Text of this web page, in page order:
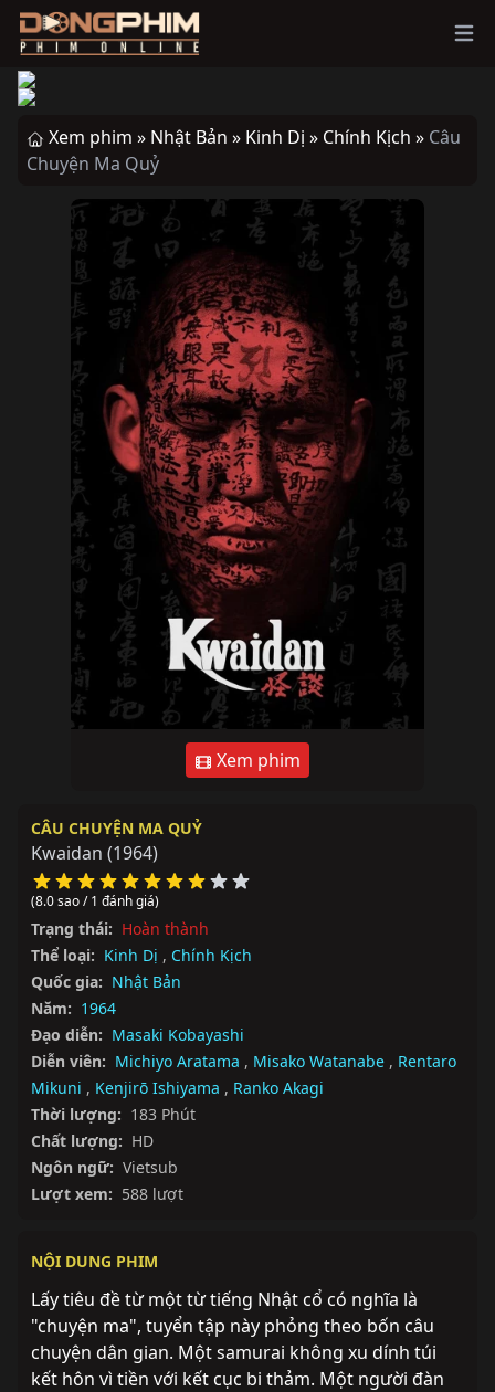
Xem phim » Nhật Bản » Kinh Dị » Chính Kịch » Câu
Chuyện Ma Quỷ
Xem phim
CÂU CHUYỆN MA QUỶ
Kwaidan (1964)
(8.0 sao / 1 đánh giá)
Trạng thái: Hoàn thành
Thể loại: Kinh Dị , Chính Kịch
Quốc gia: Nhật Bản
Năm: 1964
Đạo diễn: Masaki Kobayashi
Diễn viên: Michiyo Aratama , Misako Watanabe , Rentaro
Mikuni , Kenjirō Ishiyama , Ranko Akagi
Thời lượng: 183 Phút
Chất lượng: HD
Ngôn ngữ: Vietsub
Lượt xem: 588 lượt
NỘI DUNG PHIM
Lấy tiêu đề từ một từ tiếng Nhật cổ có nghĩa là
"chuyện ma", tuyển tập này phỏng theo bốn câu
chuyện dân gian. Một samurai không xu dính túi
kết hôn vì tiền với kết cục bi thảm. Một người đàn